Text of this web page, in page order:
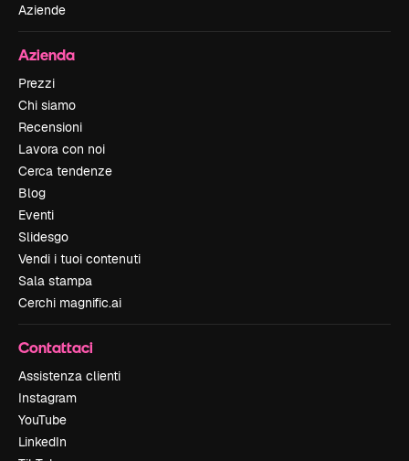
Aziende
Azienda
Prezzi
Chi siamo
Recensioni
Lavora con noi
Cerca tendenze
Blog
Eventi
Slidesgo
Vendi i tuoi contenuti
Sala stampa
Cerchi magnific.ai
Contattaci
Assistenza clienti
Instagram
YouTube
LinkedIn